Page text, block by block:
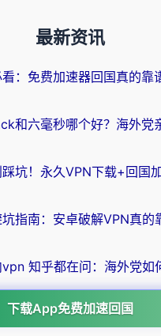
最新资讯
下载App免费加速回国